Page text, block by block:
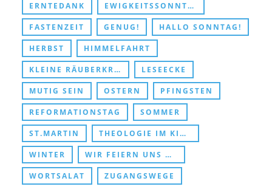
ERNTEDANK EWIGKEITSSONNTAG UND ABSCHIED
FASTENZEIT GENUG! HALLO SONNTAG!
HERBST HIMMELFAHRT
KLEINE RÄUBERKRIPPE LESEECKE
MUTIG SEIN OSTERN PFINGSTEN
REFORMATIONSTAG SOMMER
ST.MARTIN THEOLOGIE IM KINDERZIMMER
WINTER WIR FEIERN UNS DURCHS KIRCHENJAHR
WORTSALAT ZUGANGSWEGE